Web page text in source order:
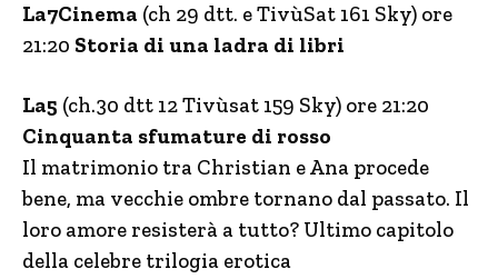
La7Cinema (ch 29 dtt. e TivùSat 161 Sky) ore
21:20 Storia di una ladra di libri
La5 (ch.30 dtt 12 Tivùsat 159 Sky) ore 21:20
Cinquanta sfumature di rosso
Il matrimonio tra Christian e Ana procede
bene, ma vecchie ombre tornano dal passato. Il
loro amore resisterà a tutto? Ultimo capitolo
della celebre trilogia erotica